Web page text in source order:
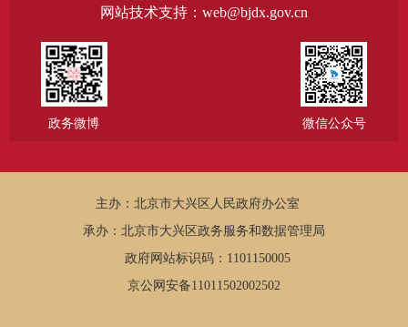
网站技术支持：web@bjdx.gov.cn
政务微博 微信公众号
主办：北京市大兴区人民政府办公室
承办：北京市大兴区政务服务和数据管理局
政府网站标识码：1101150005
京公网安备11011502002502